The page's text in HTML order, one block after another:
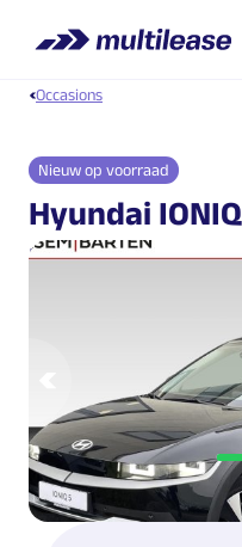
Occasions
Hyundai
Long Range Pure
Nieuw op voorraad